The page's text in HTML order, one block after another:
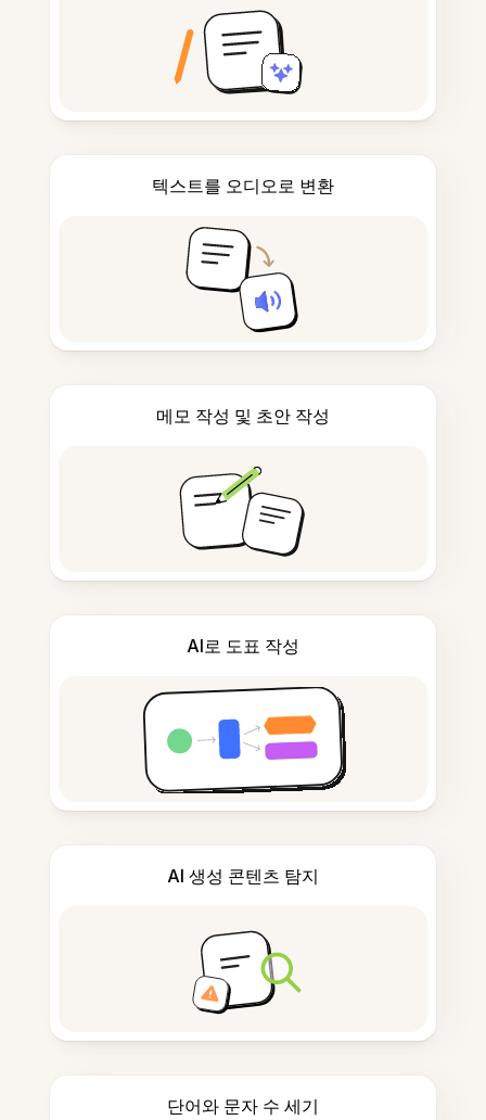
텍스트를 오디오로 변환
메모 작성 및 초안 작성
AI로 도표 작성
AI 생성 콘텐츠 탐지
단어와 문자 수 세기